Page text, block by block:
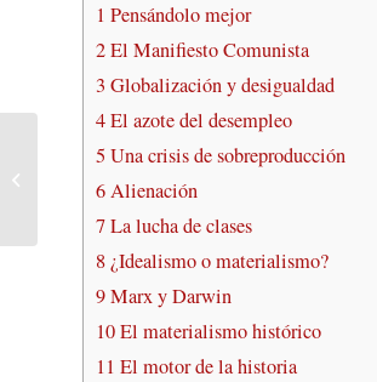
1 Pensándolo mejor
2El Manifiesto Comunista
3 Globalización y desigualdad
4El azote del desempleo
5 Una crisis de sobreproducción
6Alienación
7La lucha de clases
8¿Idealismo o materialismo?
9Marx y Darwin
10El materialismo histórico
11 El motor de la historia